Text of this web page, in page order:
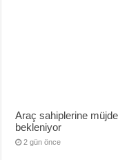
Araç sahiplerine
bekleniyor
2 gün önce